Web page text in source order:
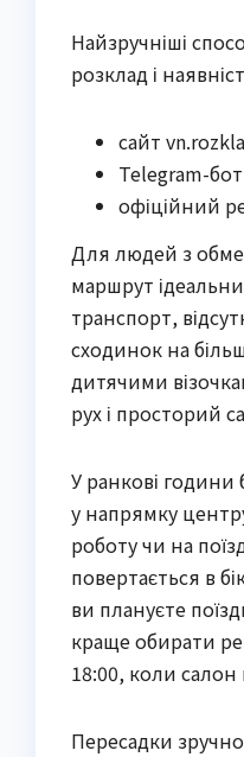
Найзручніші
розклад і
сайт
Telegram-
офіційний
Для людей з
маршрут
транспорт,
сходинок на
дитячими
рух і просторий
У ранкові години
у напрямку
роботу чи на
повертається в
ви плануєте
краще обирати
18:00, коли салон
Пересадки